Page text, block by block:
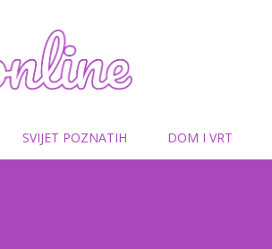
SVIJET POZNATIH DOM I VRT